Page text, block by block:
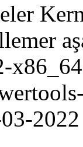
2022